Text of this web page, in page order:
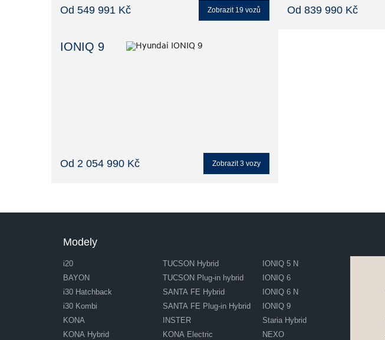
Od 549 991 Kč Zobrazit 19vozů Od 839 990 Kč
IONIQ 9
Od 2 054 990 Kč Zobrazit3vozy
Modely
i20
BAYON
i30 Hatchback
i30 Kombi
KONA
KONA Hybrid
TUCSON Hybrid
TUCSON Plug-in hybrid
SANTA FE Hybrid
SANTA FE Plug-in Hybrid
INSTER
KONA Electric
IONIQ 5 N
IONIQ 6
IONIQ 6 N
IONIQ 9
Staria Hybrid
NEXO